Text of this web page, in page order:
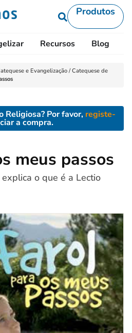
Produtos
Recursos Blog
e Evangelização/Catequese de
Religiosa? Por favor, registe-
a compra.
meus passos
o que é a Lectio